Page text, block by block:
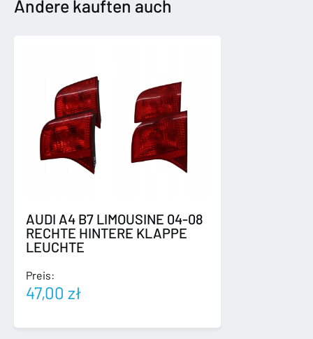
RADIO
Andere kauften auch
AUDI A4 B7 LIMOUSINE 04-08
RECHTE HINTERE KLAPPE
LEUCHTE
Preis:
47,00 zł